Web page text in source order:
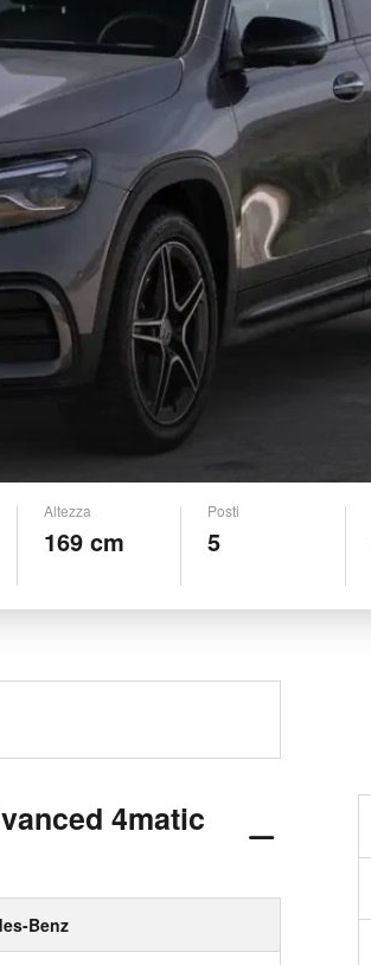
Altezza
169 cm
Posti
5
4matic
Benz